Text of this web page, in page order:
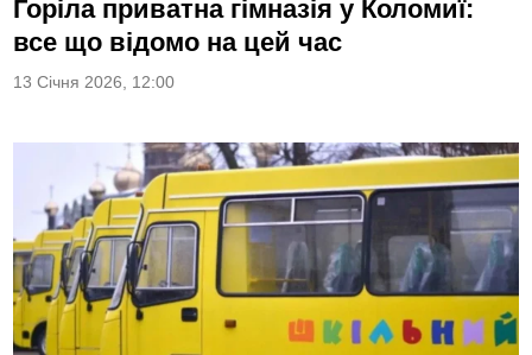
Горіла приватна гімназія у Коломиї:
все що відомо на цей час
13 Січня 2026, 12:00